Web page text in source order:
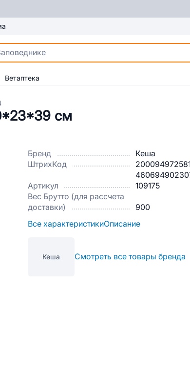
Ветаптека
см
Бренд
Кеша
ШтрихКод
Артикул
109175
Вес Брутто (для рассчета
доставки)
900
Все характеристикиОписание
Кеша Смотреть все товары бренда